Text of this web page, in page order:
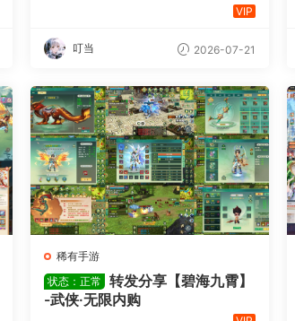
VIP
叮当 2026-07-21
稀有手游
状态：正常
转发分享【碧海九霄】
-武侠·无限内购